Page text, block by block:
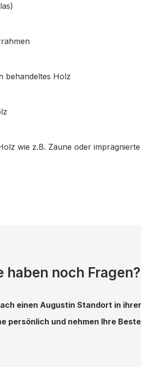
behandeltes Holz
wie z.B. Zäune oder
haben noch Fragen?
einen Augustin Standort in
persönlich und nehmen Ihre